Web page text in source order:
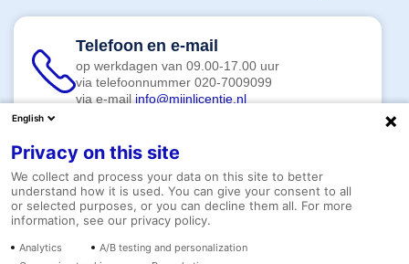
Telefoon en e-mail
op werkdagen van 09.00-17.00 uur
via telefoonnummer 020-7009099
via e-mailinfo@mijnlicentie.nl
Adres
Burnhamstraat 279
2132 GZ Hoofddorp
KvK-nummer 34286922
English
Privacy on this site
We collect and process your data on this site to better
understand how it is used. You can give your consent to all
or selected purposes, or you can decline them all. For more
information, see our privacy policy.
Analytics
A/B testing and personalization